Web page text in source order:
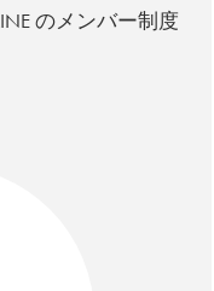
のメンバー制度